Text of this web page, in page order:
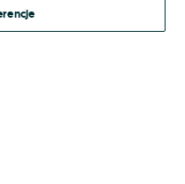
dostawców wskazanych powyżej,
w jego aktualnym brzmieniu.